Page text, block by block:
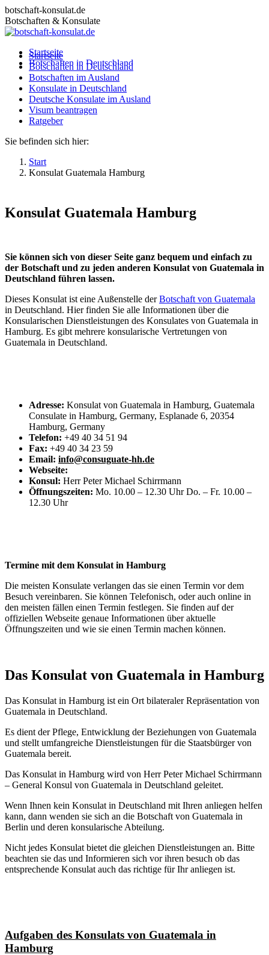
Zum
Inhalt
springen
botschaft-konsulat.de
Botschaften & Konsulate
Startseite
Botschaften in Deutschland
Botschaften im Ausland
Konsulate in Deutschland
Deutsche Konsulate im Ausland
Visum beantragen
Ratgeber
Startseite
Botschaften in Deutschland
Botschaften im Ausland
Konsulate in Deutschland
Deutsche Konsulate im Ausland
Visum beantragen
Ratgeber
Sie befinden sich hier:
Start
Konsulat Guatemala Hamburg
Konsulat Guatemala Hamburg
Sie können sich von dieser Seite ganz bequem und einfach zu
der Botschaft und zu jeden anderen Konsulat von Guatemala in
Deutschland führen lassen.
Dieses Konsulat ist eine Außenstelle derBotschaft von Guatemala
in Deutschland. Hier finden Sie alle Informationen über die
Konsularischen Dienstleistungen des Konsulates von Guatemala in
Hamburg. Es gibt mehrere konsularische Vertretungen von
Guatemala in Deutschland.
Adresse: Konsulat von Guatemala in Hamburg, Guatemala
Consulate in Hamburg, Germany, Esplanade 6, 20354
Hamburg, Germany
Telefon: +49 40 34 51 94
Fax: +49 40 34 23 59
Email: info@consuguate-hh.de
Webseite:
Konsul: Herr Peter Michael Schirrmann
Öffnungszeiten: Mo. 10.00 – 12.30 Uhr Do. – Fr. 10.00 –
12.30 Uhr
Termine mit dem Konsulat in Hamburg
Die meisten Konsulate verlangen das sie einen Termin vor dem
Besuch vereinbaren. Sie können Telefonisch, oder auch online in
den meisten fällen einen Termin festlegen. Sie finden auf der
offiziellen Webseite genaue Informationen über aktuelle
Öffnungszeiten und wie sie einen Termin machen können.
Das Konsulat von Guatemala in Hamburg
Das Konsulat in Hamburg ist ein Ort bilateraler Repräsentation von
Guatemala in Deutschland.
Es dient der Pflege, Entwicklung der Beziehungen von Guatemala
und stellt umfangreiche Dienstleistungen für die Staatsbürger von
Guatemala bereit.
Das Konsulat in Hamburg wird von Herr Peter Michael Schirrmann
– General Konsul von Guatemala in Deutschland geleitet.
Wenn Ihnen kein Konsulat in Deutschland mit Ihren anliegen helfen
kann, dann wenden sie sich an die Botschaft von Guatemala in
Berlin und deren konsularische Abteilung.
Nicht jedes Konsulat bietet die gleichen Dienstleistungen an. Bitte
beachten sie das und Informieren sich vor ihren besuch ob das
entsprechende Konsulat auch das richtige für Ihr anliegen ist.
Aufgaben des Konsulats von Guatemala in
Hamburg